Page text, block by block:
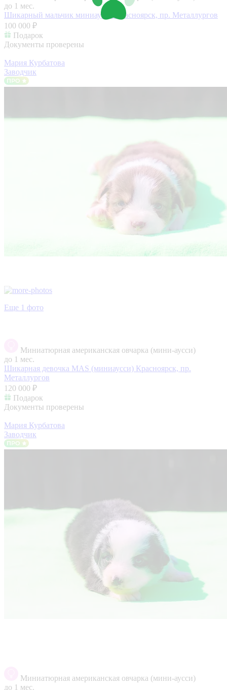
до 1 мес.
Шикарный мальчик миниаусси
Красноярск, пр. Металлургов
100 000 ₽
Подарок
Документы проверены
Мария Курбатова
Заводчик
Еще 1 фото
Миниатюрная американская овчарка (мини-аусси)
до 1 мес.
Шикарная девочка MAS (миниаусси) Красноярск, пр.
Металлургов
120 000 ₽
Подарок
Документы проверены
Мария Курбатова
Заводчик
Миниатюрная американская овчарка (мини-аусси)
до 1 мес.